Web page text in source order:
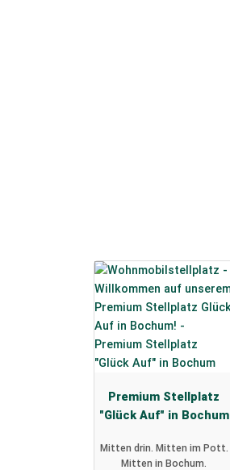
Premium Stellplatz
"Glück Auf" in Bochum
Mitten drin. Mitten im Pott.
Mitten in Bochum.